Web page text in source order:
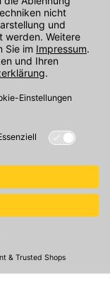
von 08:00 - 17:00
für Sie erreichbar.
nutzen.
finden Sie